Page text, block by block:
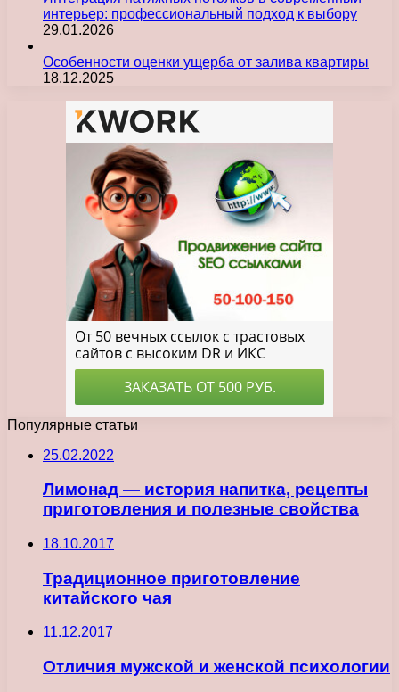
интерьер: профессиональный подход к выбору
29.01.2026
Особенности оценки ущерба от залива квартиры
18.12.2025
Популярные статьи
25.02.2022
Лимонад — история напитка, рецепты
приготовления и полезные свойства
18.10.2017
Традиционное приготовление
китайского чая
11.12.2017
Отличия мужской и женской психологии